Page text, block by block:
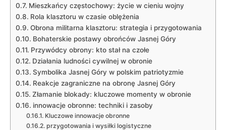
Mieszkańcy częstochowy: życie w cieniu​ wojny
Rola klasztoru w czasie oblężenia
Obrona militarna klasztoru: strategia i ​przygotowania
Bohaterskie​ postawy obrońców Jasnej Góry
Przywódcy obrony: kto stał na czołe
Działania ludności‍ cywilnej w obronie
Symbolika Jasnej Góry w polskim patriotyzmie
Reakcje zagraniczne na‍ obronę Jasnej Góry
Złamanie blokady: kluczowe momenty ‍w obronie
innowacje obronne:⁢ techniki⁣ i zasoby
Kluczowe innowacje obronne
przygotowania i wysiłki ⁤logistyczne